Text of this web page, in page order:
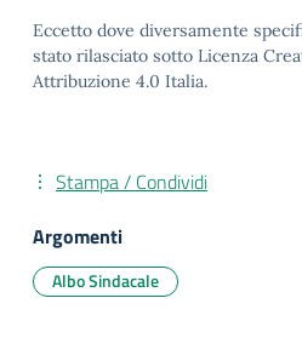
Eccetto dove diversamente
stato rilasciato sotto Licenza
Attribuzione 4.0 Italia.
Stampa / Condividi
Argomenti
Albo Sindacale